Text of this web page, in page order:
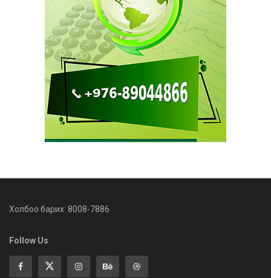
Холбоо барих: 8008-7886
Follow Us